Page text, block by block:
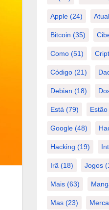
Apple(24)
Bitcoin (35)
Como(51)
Código(21)
Debian (18)
Está (79) Estão
Google(48)
Hacking (19)
Irã (18) Jogos
Mais(63)
Mas(23)